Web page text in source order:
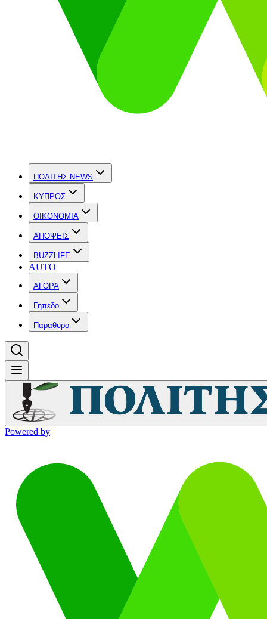
ΠΟΛΙΤΗΣ NEWS
ΚΥΠΡΟΣ
OIKONOMIA
ΑΠΟΨΕΙΣ
BUZZLIFE
AUTO
ΑΓΟΡΑ
Γηπεδο
Παραθυρο
Powered by